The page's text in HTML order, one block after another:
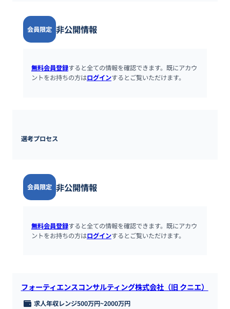
会員限定 非公開情報
無料会員登録すると全ての情報を確認できます。既にアカウ
ントをお持ちの方はログインするとご覧いただけます。
選考プロセス
会員限定 非公開情報
無料会員登録すると全ての情報を確認できます。既にアカウ
ントをお持ちの方はログインするとご覧いただけます。
フォーティエンスコンサルティング株式会社（旧 クニエ）
求人年収レンジ500万円~2000万円